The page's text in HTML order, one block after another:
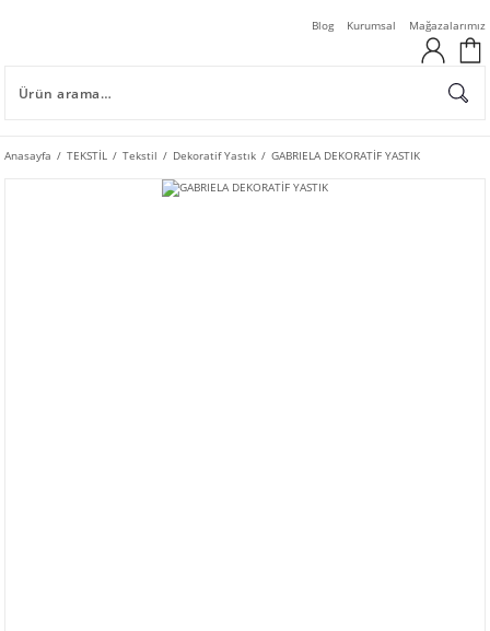
Blog Kurumsal Mağazalarımız
Anasayfa TEKSTİL Tekstil Dekoratif Yastık GABRIELA DEKORATİF YASTIK